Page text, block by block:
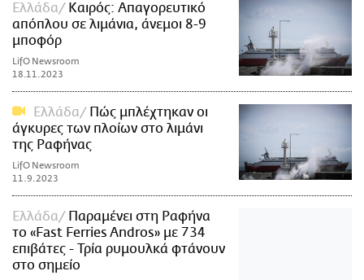
Ελλάδα
Καιρός: Απαγορευτικό
απόπλου σε λιμάνια, άνεμοι 8-9
μποφόρ
LifO Newsroom
18.11.2023
Ελλάδα
Πώς μπλέχτηκαν οι
άγκυρες των πλοίων στο λιμάνι
της Ραφήνας
LifO Newsroom
11.9.2023
Ελλάδα
Παραμένει στη Ραφήνα
το «Fast Ferries Andros» με 734
επιβάτες - Τρία ρυμουλκά φτάνουν
στο σημείο